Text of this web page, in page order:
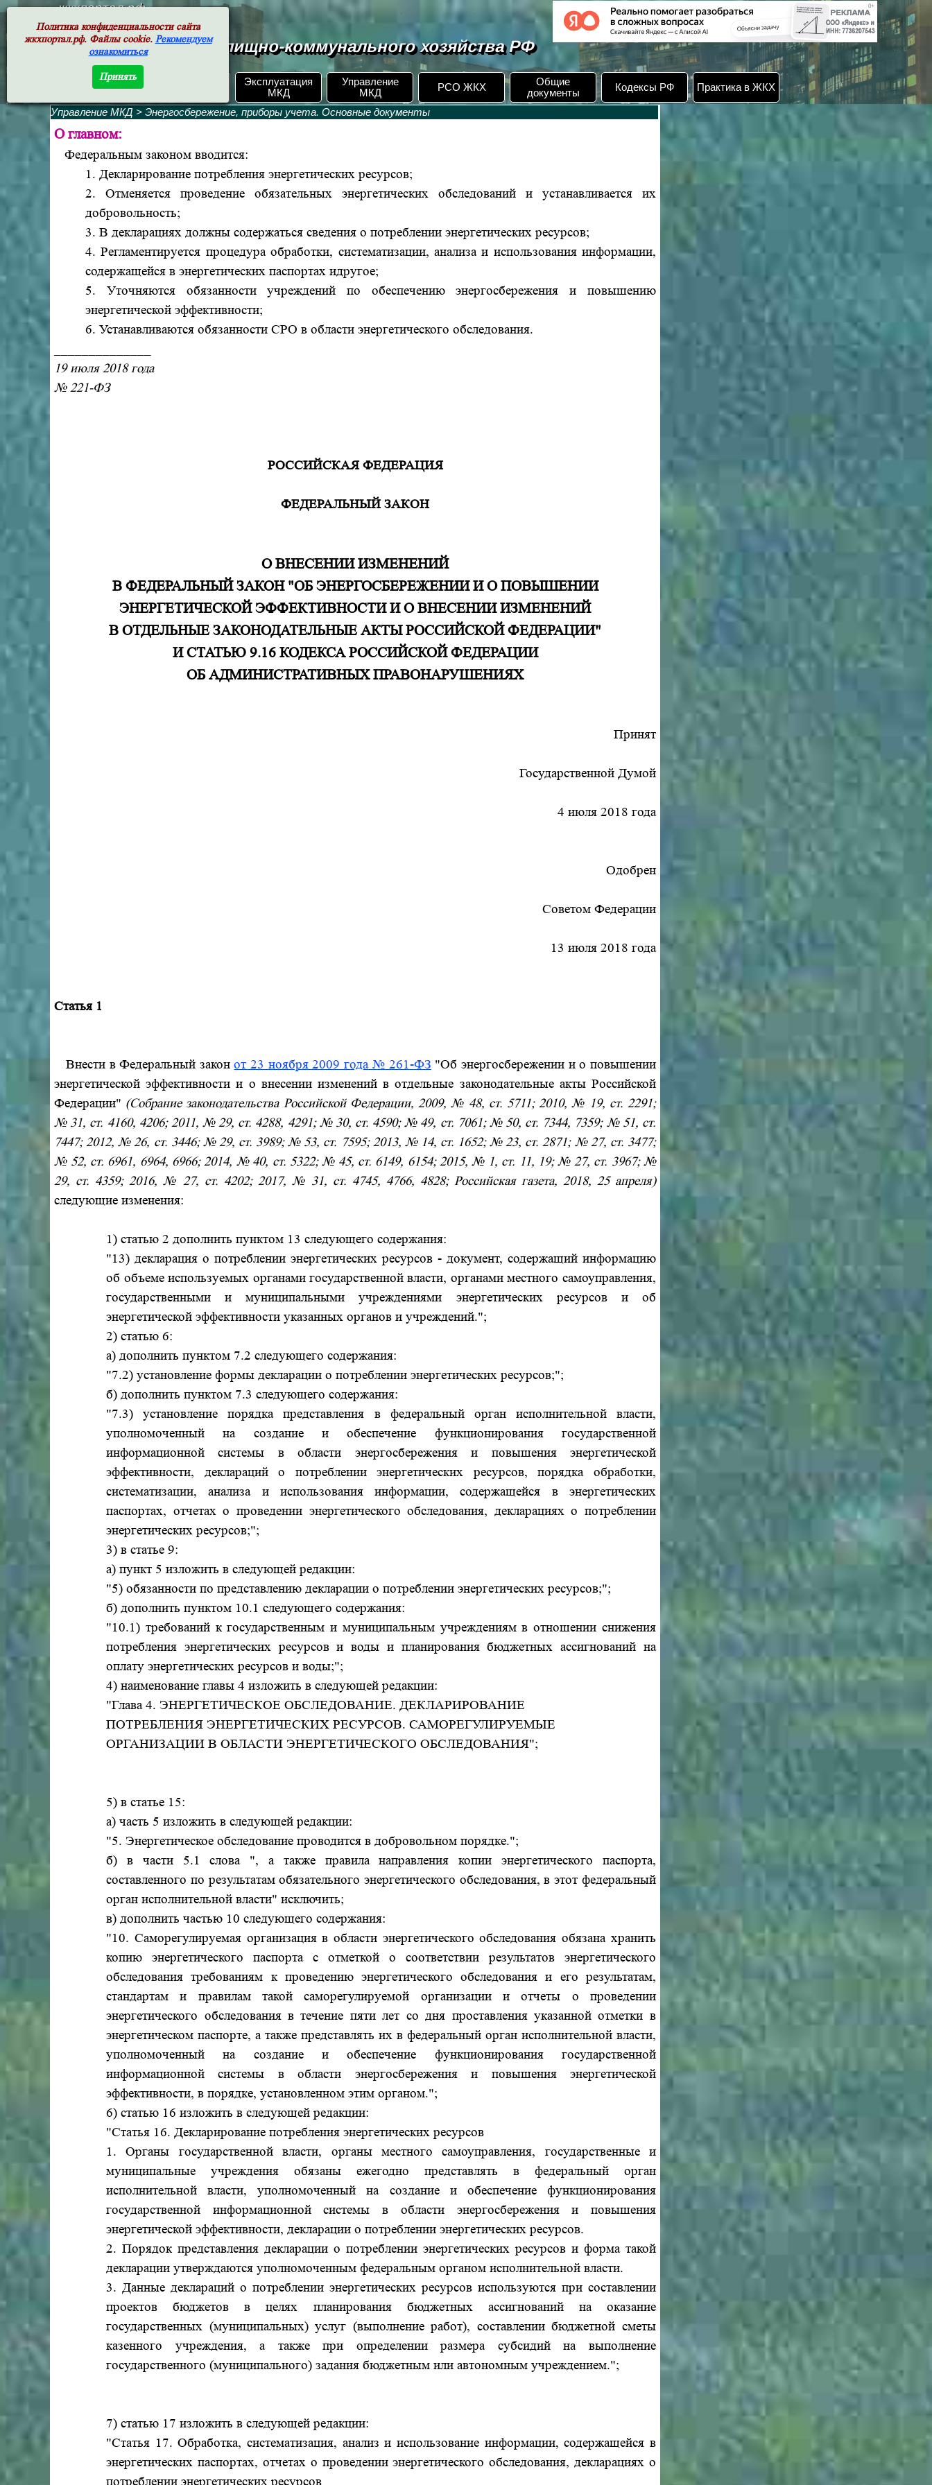
ЖКХ РФ.
Эксплуатация
МКД
Управление
МКД
РСО ЖКХ
Общие
документы
Кодексы РФ Практика в ЖКХ
Документы жилищно-коммунального хозяйства РФ
жкхпортал.рф
Управление МКД >Энергосбережение, приборы учета. Основные документы
О главном:
Федеральным законом вводится:
1. Декларирование потребления энергетических ресурсов;
2. Отменяется проведение обязательных энергетических обследований и устанавливается их
добровольность;
3. В декларациях должны содержаться сведения о потреблении энергетических ресурсов;
4. Регламентируется процедура обработки, систематизации, анализа и использования информации,
содержащейся в энергетических паспортах идругое;
5. Уточняются обязанности учреждений по обеспечению энергосбережения и повышению
энергетической эффективности;
6. Устанавливаются обязанности СРО в области энергетического обследования.
19 июля 2018 года
№221-ФЗ
РОССИЙСКАЯ ФЕДЕРАЦИЯ
ФЕДЕРАЛЬНЫЙ ЗАКОН
О ВНЕСЕНИИ ИЗМЕНЕНИЙ
В ФЕДЕРАЛЬНЫЙ ЗАКОН "ОБ ЭНЕРГОСБЕРЕЖЕНИИ И О ПОВЫШЕНИИ
ЭНЕРГЕТИЧЕСКОЙ ЭФФЕКТИВНОСТИ И О ВНЕСЕНИИ ИЗМЕНЕНИЙ
В ОТДЕЛЬНЫЕ ЗАКОНОДАТЕЛЬНЫЕ АКТЫ РОССИЙСКОЙ ФЕДЕРАЦИИ"
И СТАТЬЮ 9.16 КОДЕКСА РОССИЙСКОЙ ФЕДЕРАЦИИ
ОБ АДМИНИСТРАТИВНЫХ ПРАВОНАРУШЕНИЯХ
Принят
Государственной Думой
4 июля 2018 года
Одобрен
Советом Федерации
13 июля 2018 года
Статья 1
Внести в Федеральный законот 23 ноября 2009 года № 261-ФЗ "Об энергосбережении и о повышении
энергетической эффективности и о внесении изменений в отдельные законодательные акты Российской
Федерации" (Собрание законодательства Российской Федерации, 2009, № 48, ст. 5711; 2010, № 19, ст. 2291;
№ 31, ст. 4160, 4206; 2011, № 29, ст. 4288, 4291; № 30, ст. 4590; № 49, ст. 7061; № 50, ст. 7344, 7359; № 51, ст.
7447; 2012, № 26, ст. 3446; № 29, ст. 3989; № 53, ст. 7595; 2013, № 14, ст. 1652; № 23, ст. 2871; № 27, ст. 3477;
№ 52, ст. 6961, 6964, 6966; 2014, № 40, ст. 5322; № 45, ст. 6149, 6154; 2015, № 1, ст. 11, 19; № 27, ст. 3967; №
29, ст. 4359; 2016, № 27, ст. 4202; 2017, № 31, ст. 4745, 4766, 4828; Российская газета, 2018, 25 апреля)
следующие изменения:
1) статью 2 дополнить пунктом 13 следующего содержания:
"13) декларация о потреблении энергетических ресурсов - документ, содержащий информацию
об объеме используемых органами государственной власти, органами местного самоуправления,
государственными и муниципальными учреждениями энергетических ресурсов и об
энергетической эффективности указанных органов и учреждений.";
2) статью 6:
а) дополнить пунктом 7.2 следующего содержания:
"7.2) установление формы декларации о потреблении энергетических ресурсов;";
б) дополнить пунктом 7.3 следующего содержания:
"7.3) установление порядка представления в федеральный орган исполнительной власти,
уполномоченный на создание и обеспечение функционирования государственной
информационной системы в области энергосбережения и повышения энергетической
эффективности, деклараций о потреблении энергетических ресурсов, порядка обработки,
систематизации, анализа и использования информации, содержащейся в энергетических
паспортах, отчетах о проведении энергетического обследования, декларациях о потреблении
энергетических ресурсов;";
3) в статье 9:
а) пункт 5 изложить в следующей редакции:
"5) обязанности по представлению декларации о потреблении энергетических ресурсов;";
б) дополнить пунктом 10.1 следующего содержания:
"10.1) требований к государственным и муниципальным учреждениям в отношении снижения
потребления энергетических ресурсов и воды и планирования бюджетных ассигнований на
оплату энергетических ресурсов и воды;";
4) наименование главы 4 изложить в следующей редакции:
"Глава 4. ЭНЕРГЕТИЧЕСКОЕ ОБСЛЕДОВАНИЕ. ДЕКЛАРИРОВАНИЕ
ПОТРЕБЛЕНИЯ ЭНЕРГЕТИЧЕСКИХ РЕСУРСОВ. САМОРЕГУЛИРУЕМЫЕ
ОРГАНИЗАЦИИ В ОБЛАСТИ ЭНЕРГЕТИЧЕСКОГО ОБСЛЕДОВАНИЯ";
5) в статье 15:
а) часть 5 изложить в следующей редакции:
"5. Энергетическое обследование проводится в добровольном порядке.";
б) в части 5.1 слова ", а также правила направления копии энергетического паспорта,
составленного по результатам обязательного энергетического обследования, в этот федеральный
орган исполнительной власти" исключить;
в) дополнить частью 10 следующего содержания:
"10. Саморегулируемая организация в области энергетического обследования обязана хранить
копию энергетического паспорта с отметкой о соответствии результатов энергетического
обследования требованиям к проведению энергетического обследования и его результатам,
стандартам и правилам такой саморегулируемой организации и отчеты о проведении
энергетического обследования в течение пяти лет со дня проставления указанной отметки в
энергетическом паспорте, а также представлять их в федеральный орган исполнительной власти,
уполномоченный на создание и обеспечение функционирования государственной
информационной системы в области энергосбережения и повышения энергетической
эффективности, в порядке, установленном этим органом.";
6) статью 16 изложить в следующей редакции:
"Статья 16. Декларирование потребления энергетических ресурсов
1. Органы государственной власти, органы местного самоуправления, государственные и
муниципальные учреждения обязаны ежегодно представлять в федеральный орган
исполнительной власти, уполномоченный на создание и обеспечение функционирования
государственной информационной системы в области энергосбережения и повышения
энергетической эффективности, декларации о потреблении энергетических ресурсов.
2. Порядок представления декларации о потреблении энергетических ресурсов и форма такой
декларации утверждаются уполномоченным федеральным органом исполнительной власти.
3. Данные деклараций о потреблении энергетических ресурсов используются при составлении
проектов бюджетов в целях планирования бюджетных ассигнований на оказание
государственных (муниципальных) услуг (выполнение работ), составлении бюджетной сметы
казенного учреждения, а также при определении размера субсидий на выполнение
государственного (муниципального) задания бюджетным или автономным учреждением.";
7) статью 17 изложить в следующей редакции:
"Статья 17. Обработка, систематизация, анализ и использование информации, содержащейся в
энергетических паспортах, отчетах о проведении энергетического обследования, декларациях о
потреблении энергетических ресурсов
Политика конфиденциальности сайта
жкхпортал.рф. Файлы cookie. Рекомендуем
ознакомиться
Принять